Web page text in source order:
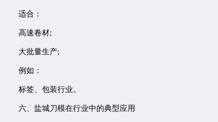
适合：
高速卷材;
大批量生产;
例如：
标签、包装行业。
六、盐城刀模在行业中的典型应用